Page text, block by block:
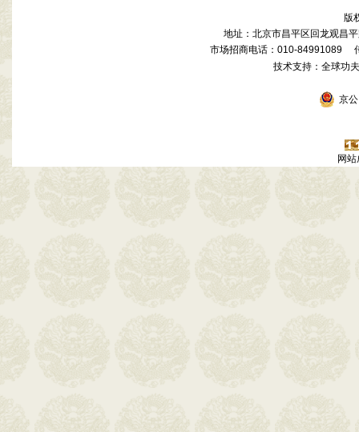
版
地址：北京市昌平区回龙观昌
市场招商电话：010-84991089
技术支持：全球
京公
网